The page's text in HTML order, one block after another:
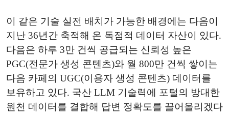
이 같은 기술 실전 배치가 가능한 배경에는 다음이
지난 36년간 축적해 온 독점적 데이터 자산이 있다.
다음은 하루 3만 건씩 공급되는 신뢰성 높은
PGC(전문가 생성 콘텐츠)와 월 800만 건씩 쌓이는
다음 카페의 UGC(이용자 생성 콘텐츠) 데이터를
보유하고 있다. 국산 LLM 기술력에 포털의 방대한
원천 데이터를 결합해 답변 정확도를 끌어올리겠다